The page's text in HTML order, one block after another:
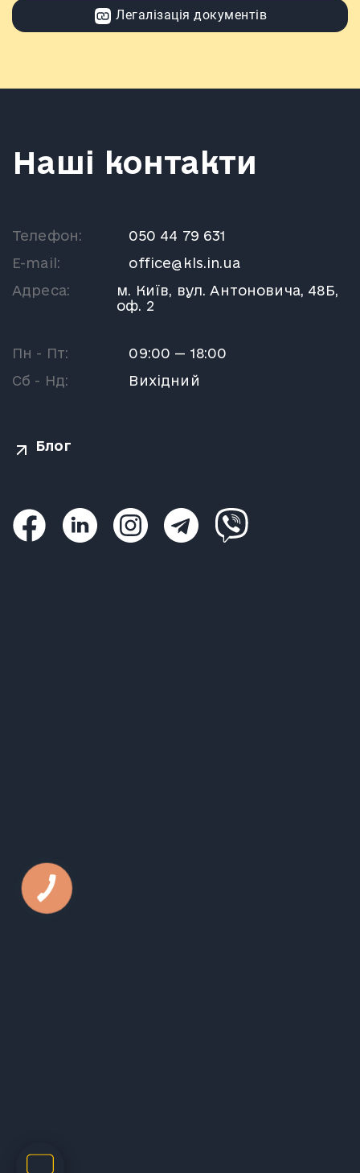
Легалізація документів
Наші контакти
Телефон:
050 44 79 631
E-mail:
office@kls.in.ua
Адреса:
м. Київ, вул. Антоновича, 48Б,
оф. 2
Пн - Пт:
09:00 — 18:00
Сб - Нд:
Вихідний
Блог